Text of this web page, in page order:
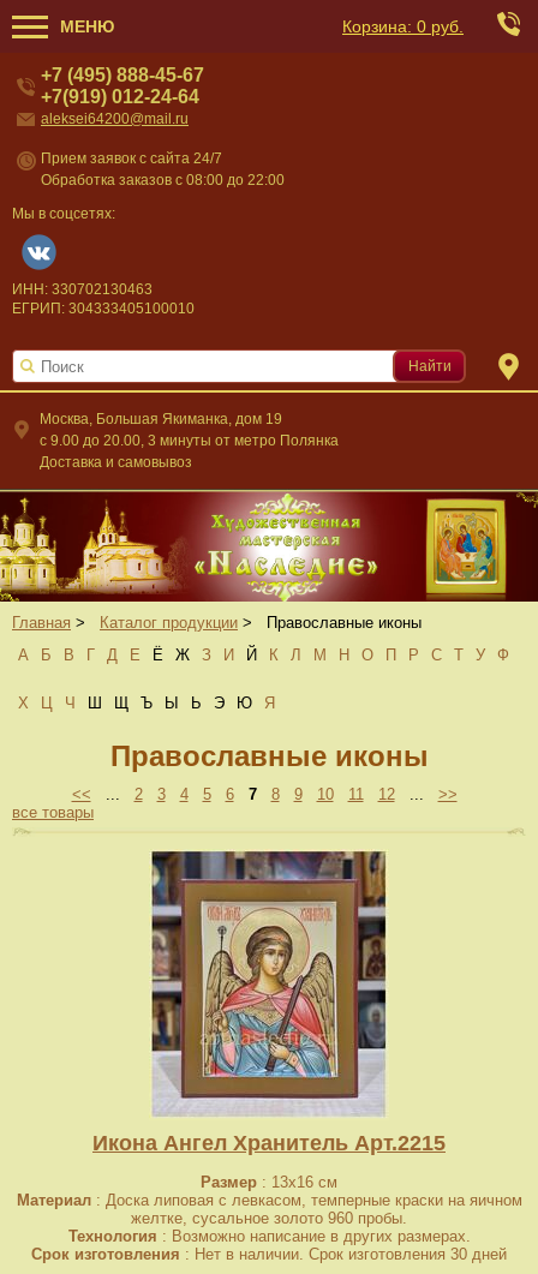
МЕНЮ Корзина: 0 руб.
Москва, Большая Якиманка, дом 19
c 9.00 до 20.00, 3 минуты от метро Полянка
Доставка и самовывоз
+7 (495) 888-45-67
+7(919) 012-24-64
aleksei64200@mail.ru
Прием заявок с сайта 24/7
Обработка заказов с 08:00 до 22:00
Мы в соцсетях:
ИНН: 330702130463
ЕГРИП: 304333405100010
Найти
Главная > Каталог продукции >
Православные иконы
А
Б В Г Д Е Ё Ж З И Й К Л М Н О П Р С Т У Ф
Х Ц Ч Ш Щ Ъ Ы Ь Э Ю Я
Православные иконы
<< ... 2 3 4 5 6 7 8 9 10 11 12... >>
все товары
Икона Ангел Хранитель Арт.2215
Размер : 13x16 см
Материал: Доска липовая с левкасом, темперные краски на яичном
желтке, сусальное золото 960 пробы.
Технология : Возможно написание в других размерах.
Срок изготовления : Нет в наличии. Срок изготовления 30 дней